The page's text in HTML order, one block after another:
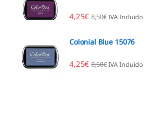
4,25€ 8,50€ IVA Incluido
Colonial Blue 15076
4,25€ 8,50€ IVA Incluido